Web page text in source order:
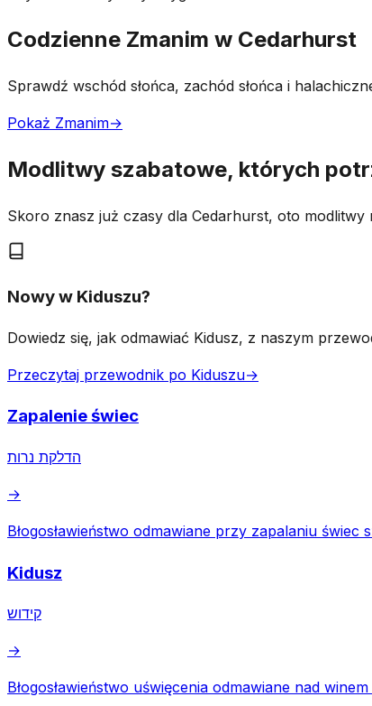
Codzienne Zmanim w Cedarhurst
Sprawdź wschód słońca, zachód słońca i
Pokaż Zmanim→
Modlitwy szabatowe, których
Skoro znasz już czasy dla Cedarhurst, oto modlitwy
Nowy w Kiduszu?
Dowiedz się, jak odmawiać Kidusz, z naszym
Przeczytaj przewodnik po Kiduszu→
Zapalenie świec
הדלקת נרות
→
Błogosławieństwo odmawiane przy zapalaniu
Kidusz
קידוש
→
Błogosławieństwo uświęcenia odmawiane nad